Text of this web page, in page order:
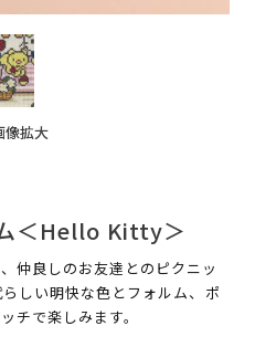
像拡大
ム＜Hello Kitty＞
仲良しのお友達とのピクニッ
しい明快な色とフォルム、ポ
チで楽しみます。